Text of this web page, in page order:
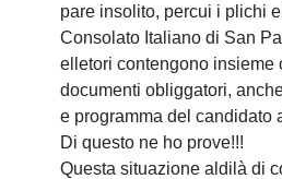
pare insolito, percui i plichi
Consolato Italiano di San
elletori contengono insieme
documenti obliggatori,
e programma del candidato
Di questo ne ho prove!!!
Questa situazione aldilà di